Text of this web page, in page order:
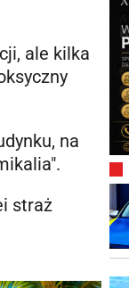
ale kilka
na
straż